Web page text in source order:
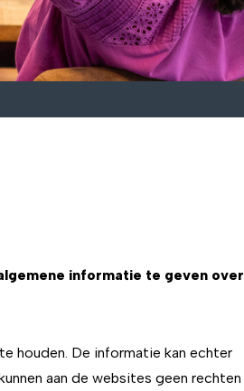
informatie te geven over
houden. De informatie kan echter
aan de websites geen rechten